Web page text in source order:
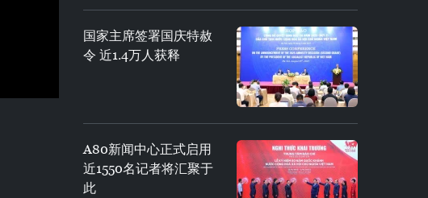
国家主席签署国庆特赦
令 近1.4万人获释
A80新闻中心正式启用
近1550名记者将汇聚于
此